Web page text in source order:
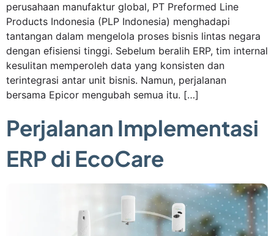
perusahaan manufaktur global, PT Preformed Line
Products Indonesia (PLP Indonesia) menghadapi
tantangan dalam mengelola proses bisnis lintas negara
dengan efisiensi tinggi. Sebelum beralih ERP, tim internal
kesulitan memperoleh data yang konsisten dan
terintegrasi antar unit bisnis. Namun, perjalanan
bersama Epicor mengubah semua itu. […]
Perjalanan Implementasi
ERP di EcoCare